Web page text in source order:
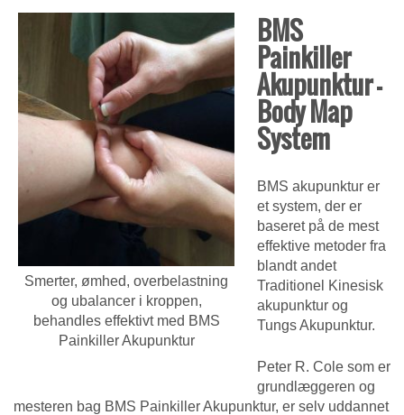
Smerter, ømhed, overbelastning
og ubalancer i kroppen,
behandles effektivt med BMS
Painkiller Akupunktur
BMS
Painkiller
Akupunktur –
Body Map
System
BMS akupunktur er
et system, der er
baseret på de mest
effektive metoder fra
blandt andet
Traditionel Kinesisk
akupunktur og
Tungs Akupunktur.
Peter R. Cole som er
grundlæggeren og
mesteren bag BMS Painkiller Akupunktur, er selv uddannet